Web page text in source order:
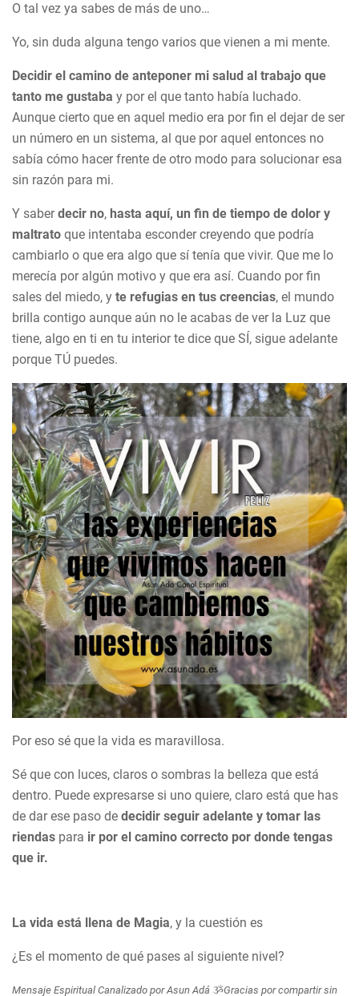
O tal vez ya sabes de más de uno…
Yo, sin duda alguna tengo varios que vienen a mi mente.
Decidir el camino de anteponer mi salud al trabajo que
tanto me gustaba y por el que tanto había luchado.
Aunque cierto que en aquel medio era por fin el dejar de ser
un número en un sistema, al que por aquel entonces no
sabía cómo hacer frente de otro modo para solucionar esa
sin razón para mi.
Y saberdecir no, hasta aquí, un fin de tiempo de dolor y
maltrato que intentaba esconder creyendo que podría
cambiarlo o que era algo que sí tenía que vivir. Que me lo
merecía por algún motivo y que era así. Cuando por fin
sales del miedo, y te refugias en tus creencias, el mundo
brilla contigo aunque aún no le acabas de ver la Luz que
tiene, algo en ti en tu interior te dice que SÍ, sigue adelante
porque TÚ puedes.
Por eso sé que la vida es maravillosa.
Sé que con luces, claros o sombras la belleza que está
dentro. Puede expresarse si uno quiere, claro está que has
de dar ese paso de decidir seguir adelante y tomar las
riendas para ir por el camino correcto por donde tengas
que ir.
La vida está llena de Magia, y la cuestión es
¿Es el momento de qué pases al siguiente nivel?
Mensaje Espiritual Canalizado por Asun Adá ૐGracias por compartir sin